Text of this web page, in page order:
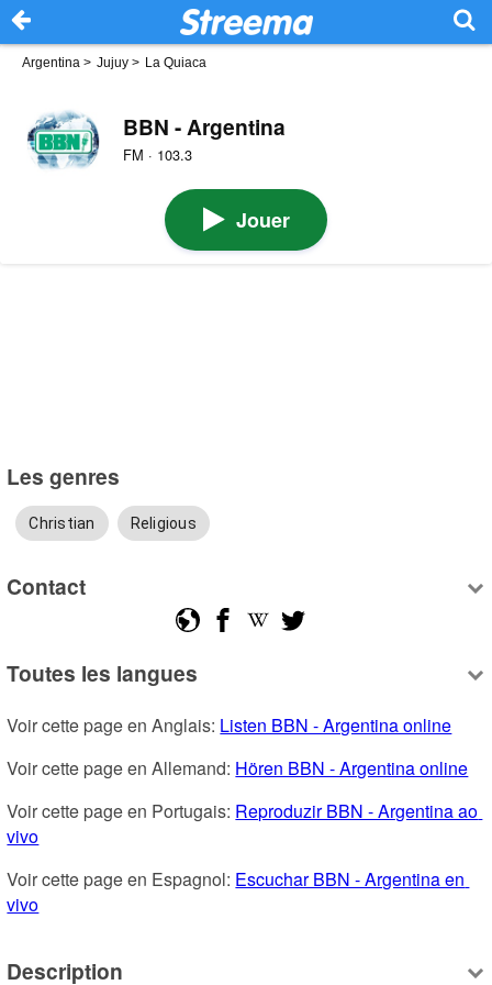
Argentina > Jujuy > La Quiaca
BBN - Argentina
FM · 103.3
Jouer
Les genres
Christian Religious
Contact
Toutes les langues
Voir cette page en Anglais: Listen BBN - Argentina online
Voir cette page en Allemand: Hören BBN - Argentina online
Voir cette page en Portugais: Reproduzir BBN - Argentina ao
vivo
Voir cette page en Espagnol: Escuchar BBN - Argentina en
vivo
Description